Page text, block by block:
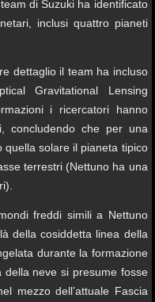
di Suzuki ha identificato
inclusi quattro pianeti
dettaglio il team ha incluso
Gravitational Lensing
i ricercatori hanno
concludendo che per una
quella solare il pianeta tipico
terrestri (Nettuno ha una
freddi simili a Nettuno
della cosiddetta linea della
durante la formazione
della neve si presume fosse
mezzo dell’attuale Fascia